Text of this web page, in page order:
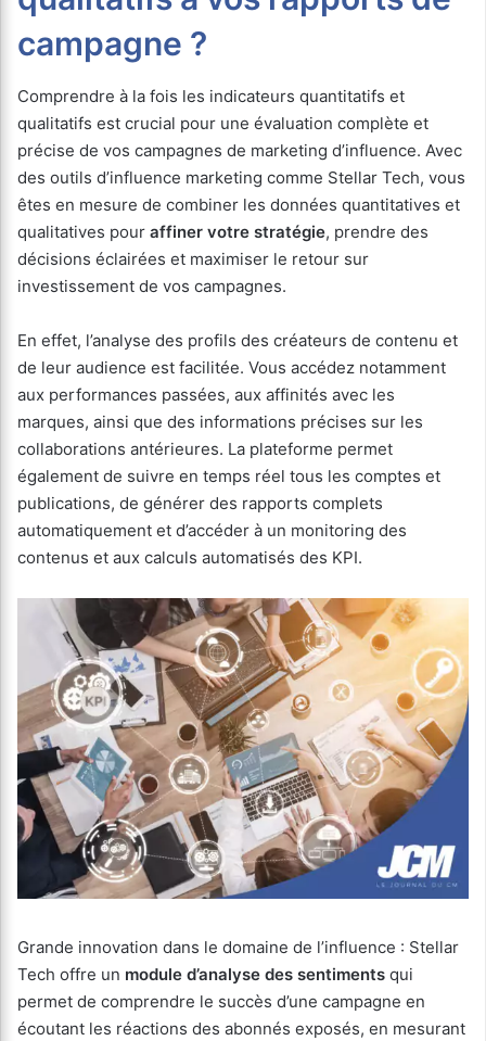
campagne ?
Comprendre à la fois les indicateurs quantitatifs et
qualitatifs est crucial pour une évaluation complète et
précise de vos campagnes de marketing d’influence. Avec
des outils d’influence marketing comme Stellar Tech, vous
êtes en mesure de combiner les données quantitatives et
qualitatives pour affiner votre stratégie, prendre des
décisions éclairées et maximiser le retour sur
investissement de vos campagnes.
En effet, l’analyse des profils des créateurs de contenu et
de leur audience est facilitée. Vous accédez notamment
aux performances passées, aux affinités avec les
marques, ainsi que des informations précises sur les
collaborations antérieures. La plateforme permet
également de suivre en temps réel tous les comptes et
publications, de générer des rapports complets
automatiquement et d’accéder à un monitoring des
contenus et aux calculs automatisés des KPI.
Grande innovation dans le domaine de l’influence : Stellar
Tech offre un module d’analyse des sentiments qui
permet de comprendre le succès d’une campagne en
écoutant les réactions des abonnés exposés, en mesurant